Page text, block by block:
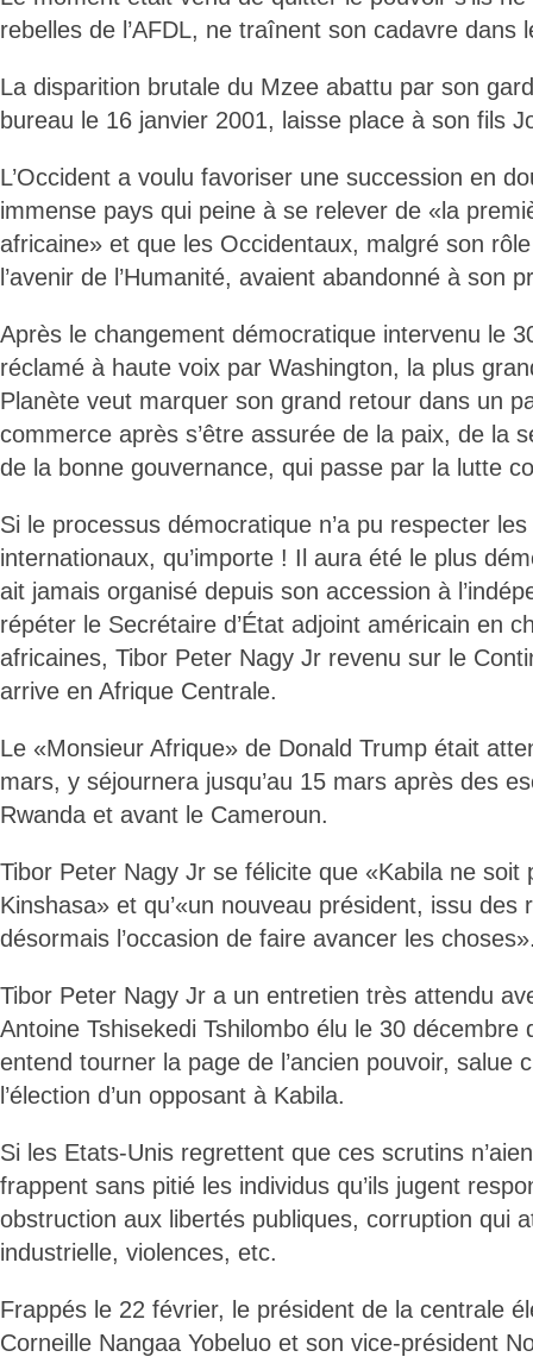
rebelles de l’AFDL, ne traînent son cadavre dans
La disparition brutale du Mzee abattu par son
bureau le 16 janvier 2001, laisse place à son fils
L’Occident a voulu favoriser une succession en
immense pays qui peine à se relever de «la
africaine» et que les Occidentaux, malgré son
l’avenir de l’Humanité, avaient abandonné à son
Après le changement démocratique intervenu le
réclamé à haute voix par Washington, la plus
Planète veut marquer son grand retour dans un
commerce après s’être assurée de la paix, de la
de la bonne gouvernance, qui passe par la lutte
Si le processus démocratique n’a pu respecter
internationaux, qu’importe ! Il aura été le plus
ait jamais organisé depuis son accession à
répéter le Secrétaire d’État adjoint américain en
africaines, Tibor Peter Nagy Jr revenu sur le
arrive en Afrique Centrale.
Le «Monsieur Afrique» de Donald Trump était
mars, y séjournera jusqu’au 15 mars après des
Rwanda et avant le Cameroun.
Tibor Peter Nagy Jr se félicite que «Kabila ne soit
Kinshasa» et qu’«un nouveau président, issu des
désormais l’occasion de faire avancer les
Tibor Peter Nagy Jr a un entretien très attendu
Antoine Tshisekedi Tshilombo élu le 30 décembre
entend tourner la page de l’ancien pouvoir, salue
l’élection d’un opposant à Kabila.
Si les Etats-Unis regrettent que ces scrutins
frappent sans pitié les individus qu’ils jugent
obstruction aux libertés publiques, corruption qui
industrielle, violences, etc.
Frappés le 22 février, le président de la centrale
Corneille Nangaa Yobeluo et son vice-président